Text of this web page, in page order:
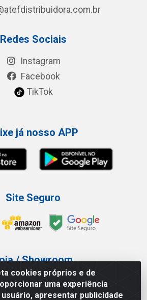
cookies próprios e de
uma experiência
apresentar publicidade
Redes Sociais
Instagram
Facebook
TikTok
já nosso APP
Site Seguro
/ Showroom
Tel.: (11) 3227-0546
587/597 - Pari - São Paulo/SP